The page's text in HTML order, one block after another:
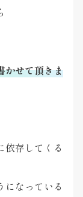
かせて頂きま
依存してくる
なっている